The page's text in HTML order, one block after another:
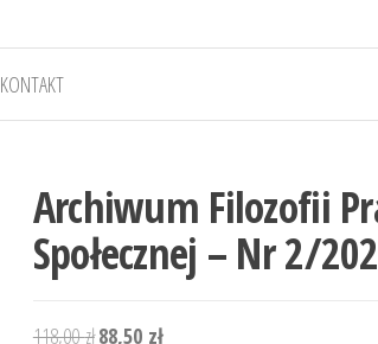
KONTAKT
Archiwum Filozofii
Społecznej – Nr 2/
118,00złPierwotna
88,50 złAktualna